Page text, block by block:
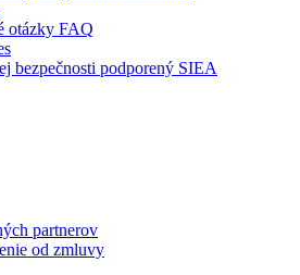
otázky FAQ
bezpečnosti podporený SIEA
partnerov
od zmluvy